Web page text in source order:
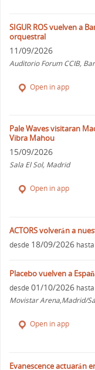
SIGUR ROS vuelven a
orquestral
11/09/2026
Auditorio Forum CCIB,
Open in app
Pale Waves visitaran
Vibra Mahou
15/09/2026
Sala El Sol, Madrid
Open in app
ACTORS volverán a
desde 18/09/2026 hasta
Placebo vuelven a
desde 01/10/2026 hasta
Movistar Arena,Madrid/
Open in app
Evanescence actuarán